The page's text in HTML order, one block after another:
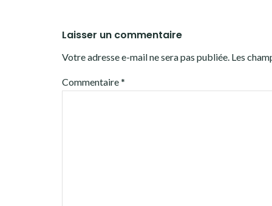
Laisser un commentaire
Votre adresse e-mail ne sera pas publiée. Les
Commentaire*